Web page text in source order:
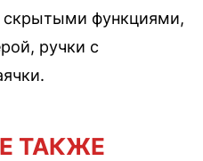
скрытыми функциями,
ручки с
ТАКЖЕ